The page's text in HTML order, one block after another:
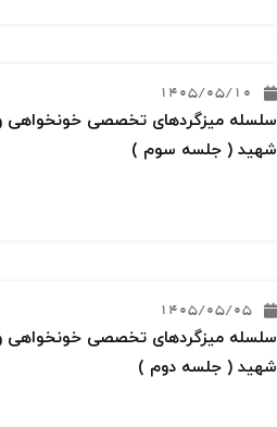
1405/05/10
سلسله میزگردهای تخصصی خونخواهی و
شهید ( جلسه سوم )
1405/05/05
سلسله میزگردهای تخصصی خونخواهی و
شهید ( جلسه دوم )